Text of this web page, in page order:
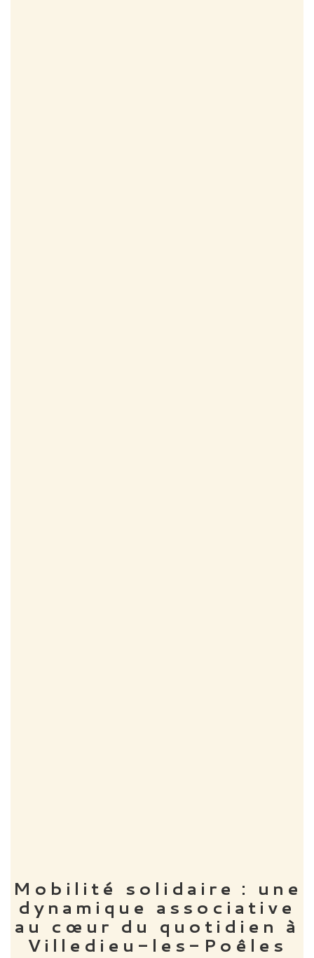
Mobilité solidaire : une
dynamique associative
au cœur du quotidien à
Villedieu-les-Poêles